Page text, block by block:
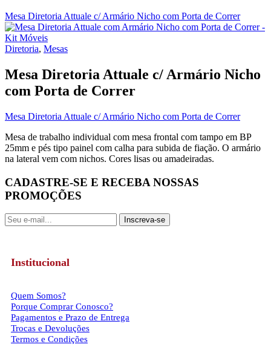
Mesa Diretoria Attuale c/ Armário Nicho com Porta de Correr
Diretoria, Mesas
Mesa Diretoria Attuale c/ Armário Nicho
com Porta de Correr
Mesa Diretoria Attuale c/ Armário Nicho com Porta de Correr
Mesa de trabalho individual com mesa frontal com tampo em BP
25mm e pés tipo painel com calha para subida de fiação. O armário
na lateral vem com nichos. Cores lisas ou amadeiradas.
CADASTRE-SE E RECEBA NOSSAS
PROMOÇÕES
Inscreva-se
Institucional
Quem Somos?
Porque Comprar Conosco?
Pagamentos e Prazo de Entrega
Trocas e Devoluções
Termos e Condições